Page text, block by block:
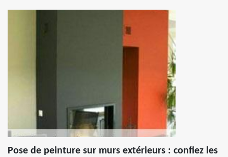
Pose de peinture sur murs extérieurs : confiez les